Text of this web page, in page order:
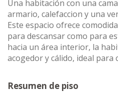
Una habitación con una
armario, calefaccion y una
Este espacio ofrece
para descansar como para
hacia un área interior, la
acogedor y cálido, ideal para
Resumen de piso